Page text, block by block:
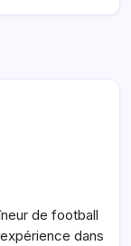
de football
dans